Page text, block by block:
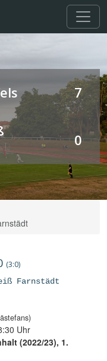
7
0
(3:0)
Farnstädt
Uhr
(2022/23), 1.